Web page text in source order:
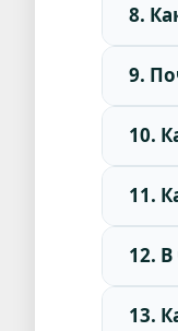
8.
9.
10.
11.
12.
13.